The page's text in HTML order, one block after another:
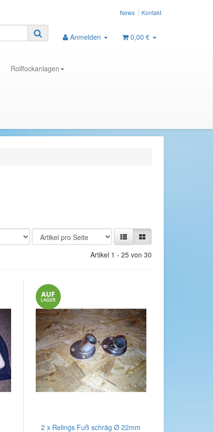
News Kontakt
Anmelden 0,00 €
Rollfockanlagen
Artikel 1 - 25 von 30
2 x Relings Fuß schräg Ø 22mm